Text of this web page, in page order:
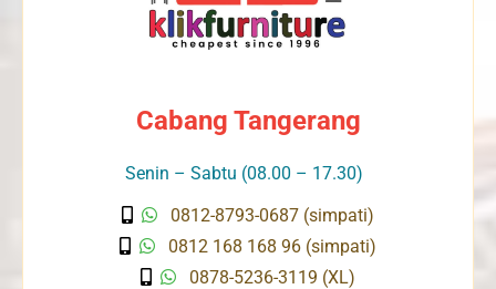
Cabang Tangerang
Senin – Sabtu (08.00 – 17.30)
0812-8793-0687 (simpati)
0812 168 168 96 (simpati)
0878-5236-3119 (XL)